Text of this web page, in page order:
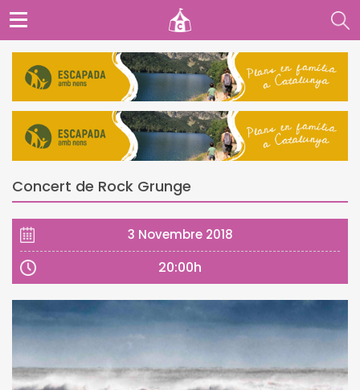
Concert de Rock Grunge
3 Novembre 2018
20:00h